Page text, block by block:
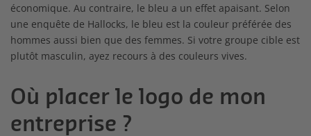
économique. Au contraire, le bleu a un effet apaisant. Selon
une enquête de Hallocks, le bleu est la couleur préférée des
hommes aussi bien que des femmes. Si votre groupe cible est
plutôt masculin, ayez recours à des couleurs vives.
Où placer le logo de mon
entreprise ?